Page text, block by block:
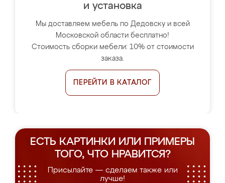
и установка
Мы доставляем мебель по Дедовску и всей
Московской области бесплатно!
Стоимость сборки мебели: 10% от стоимости
заказа.
ПЕРЕЙТИ В КАТАЛОГ
ЕСТЬ КАРТИНКИ ИЛИ ПРИМЕРЫ
ТОГО, ЧТО НРАВИТСЯ?
Присылайте — сделаем также или
лучше!